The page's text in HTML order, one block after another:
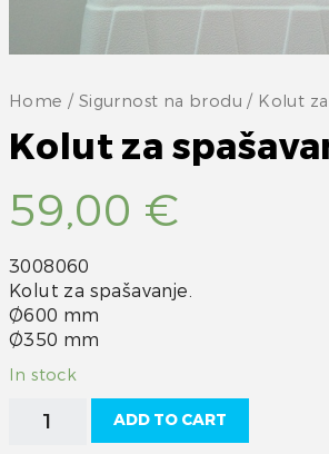
Home / Sigurnost na brodu / Kolut za
Kolut za
59,00 €
3008060
Kolut za spašavanje.
Ø600 mm
Ø350 mm
In stock
Kolut
ADD TO CART